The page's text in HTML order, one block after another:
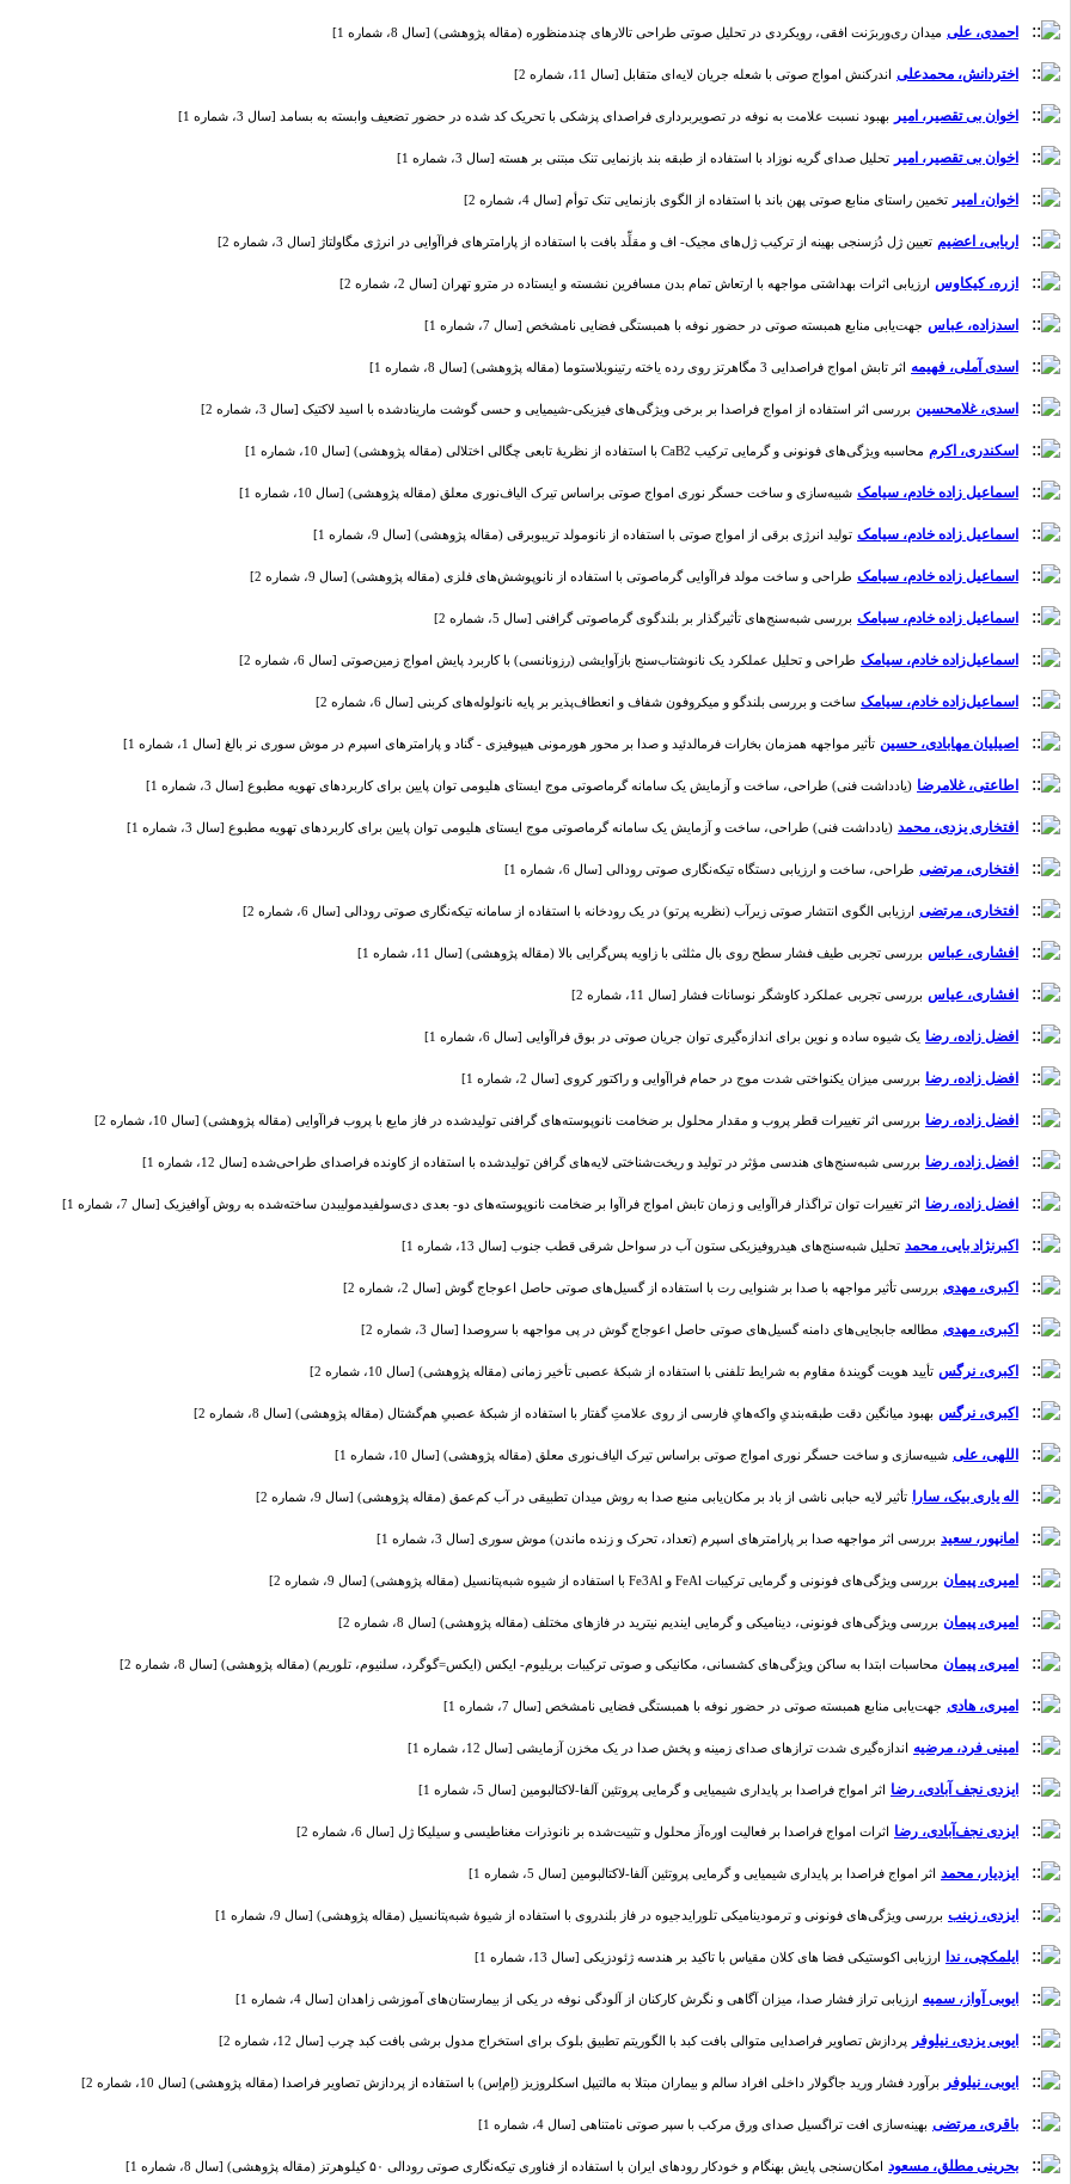
احمدی، علی میدان ری‌وربرَنت افقی، رویکردی در تحلیل صوتی طراحی تالارهای چندمنظوره (مقاله پژوهشی) [سال 8، شماره 1]
اختردانش، محمدعلی اندرکنش امواج صوتی با شعله جریان لایه‌ای متقابل [سال 11، شماره 2]
اخوان بی تقصیر، امیر بهبود نسبت علامت به نوفه در تصویربرداری فراصدای پزشکی با تحریک کد شده در حضور تضعیف وابسته به بسامد [سال 3، شماره 1]
اخوان بی تقصیر، امیر تحلیل صدای گریه نوزاد با استفاده از طبقه بند بازنمایی تنک مبتنی بر هسته [سال 3، شماره 1]
اخوان، امیر تخمین راستای منابع صوتی پهن باند با استفاده از الگوی بازنمایی تنک توأم [سال 4، شماره 2]
اربابی، اعضیم تعیین ژل دُزسنجی بهینه از ترکیب ژل‌های مجیک- اف و مقلِّد بافت با استفاده از پارامترهای فراآوایی در انرژی مگاولتاژ [سال 3، شماره 2]
ازره، کیکاوس ارزیابی اثرات بهداشتی مواجهه با ارتعاش تمام بدن مسافرین نشسته و ایستاده در مترو تهران [سال 2، شماره 2]
اسدزاده، عباس جهت‌یابی منابع همبسته صوتی در حضور نوفه با همبستگی فضایی نامشخص [سال 7، شماره 1]
اسدی آملی، فهیمه اثر تابش امواج فراصدایی 3 مگاهرتز روی رده یاخته‌ رتینوبلاستوما (مقاله پژوهشی) [سال 8، شماره 1]
اسدی، غلامحسین بررسی اثر استفاده از امواج فراصدا بر برخی ویژگی‌های فیزیکی-شیمیایی و حسی گوشت مارینادشده با اسید لاکتیک [سال 3، شماره 2]
اسکندری، اکرم محاسبه ویژگی‌های فونونی و گرمایی ترکیب CaB2 با استفاده از نظریۀ تابعی چگالی اختلالی (مقاله پژوهشی) [سال 10، شماره 1]
اسماعیل زاده خادم، سیامک شبیه‌سازی و ساخت حسگر نوری امواج صوتی براساس تیرک الیاف‌نوری معلق (مقاله پژوهشی) [سال 10، شماره 1]
اسماعیل زاده خادم، سیامک تولید انرژی برقی از امواج صوتی با استفاده از نانومولد تریبوبرقی (مقاله پژوهشی) [سال 9، شماره 1]
اسماعیل زاده خادم، سیامک طراحی و ساخت مولد فراآوایی گرماصوتی با استفاده از نانوپوشش‌‌های فلزی (مقاله پژوهشی) [سال 9، شماره 2]
اسماعیل زاده خادم، سیامک بررسی شبه‌سنج‌های تأثیرگذار بر بلندگوی گرماصوتی گرافنی [سال 5، شماره 2]
اسماعیل‌زاده خادم، سیامک طراحی و تحلیل عملکرد یک نانوشتاب‌سنج بازآوایشی (رزونانسی) با کاربرد پایش امواج زمین‌صوتی [سال 6، شماره 2]
اسماعیل‌‌‌زاده خادم، سیامک ساخت و بررسی بلندگو و میکروفون شفاف و انعطاف‌‌پذیر بر پایه نانولوله‌‌های کربنی [سال 6، شماره 2]
اصیلیان مهابادی، حسین تأثیر مواجهه همزمان بخارات فرمالدئید و صدا بر محور هورمونی هیپوفیزی - گناد و پارامترهای اسپرم در موش سوری نر بالغ [سال 1، شماره 1]
اطاعتی، غلامرضا (یادداشت فنی) طراحی، ساخت و آزمایش یک سامانه گرماصوتی موج ایستای هلیومی توان پایین برای کاربردهای تهویه مطبوع [سال 3، شماره 1]
افتخاری یزدی، محمد (یادداشت فنی) طراحی، ساخت و آزمایش یک سامانه گرماصوتی موج ایستای هلیومی توان پایین برای کاربردهای تهویه مطبوع [سال 3، شماره 1]
افتخاری، مرتضی طراحی، ساخت و ارزیابی دستگاه تیکه‌نگاری صوتی رودالی [سال 6، شماره 1]
افتخاری، مرتضی ارزیابی الگوی انتشار صوتی زیرآب (نظریه پرتو) در یک رودخانه با استفاده از سامانه تیکه‌نگاری صوتی رودالی [سال 6، شماره 2]
افشاری، عباس بررسی تجربی طیف فشار سطح روی بال مثلثی با زاویه پس‌گرایی بالا (مقاله پژوهشی) [سال 11، شماره 1]
افشاری، عیاس بررسی تجربی عملکرد کاوشگر نوسانات فشار [سال 11، شماره 2]
افضل زاده، رضا یک شیوه ساده و نوین برای اندازه‌گیری توان جریان صوتی در بوق فراآوایی [سال 6، شماره 1]
افضل زاده، رضا بررسی میزان یکنواختی شدت موج در حمام فراآوایی و راکتور کروی [سال 2، شماره 1]
افضل زاده، رضا بررسی اثر تغییرات قطر پروب و مقدار محلول بر ضخامت نانوپوسته‌های گرافنی تولیدشده در فاز مایع با پروب فراآوایی (مقاله پژوهشی) [سال 10، شماره 2]
افضل زاده، رضا بررسی شبه‌سنج‌های هندسی مؤثر در تولید و ریخت‌شناختی لایه‌های گرافن تولید‌شده با استفاده از کاونده فراصدای طراحی‌شده [سال 12، شماره 1]
افضل زاده، رضا اثر تغییرات توان تراگذار فراآوایی و زمان تابش امواج فراآوا بر ضخامت نانوپوسته‌های دو- بعدی دی‌سولفیدمولیبدن ساخته‌شده به روش آوافیزیک [سال 7، شماره 1]
اکبرنژاد بایی، محمد تحلیل شبه‌سنج‌‌های هیدروفیزیکی ستون آب در سواحل شرقی قطب جنوب [سال 13، شماره 1]
اکبری، مهدی بررسی تأثیر مواجهه با صدا بر شنوایی رت با استفاده از گسیل‌های صوتی حاصل اعوجاج گوش [سال 2، شماره 2]
اکبری، مهدی مطالعه جابجایی‌های دامنه گسیل‌های صوتی حاصل اعوجاج گوش در پی مواجهه با سروصدا [سال 3، شماره 2]
اکبری، نرگس تأیید هویت گویندۀ مقاوم به شرایط تلفنی با استفاده از شبکۀ عصبی تأخیر زمانی (مقاله پژوهشی) [سال 10، شماره 2]
اکبری، نرگس بهبود میانگین دقت طبقه‌بندیِ واکه‌هایِ فارسی از روی علامتِ گفتار با استفاده از شبکۀ عصبیِ هم‌گشتال (مقاله پژوهشی) [سال 8، شماره 2]
اللهی، علی شبیه‌سازی و ساخت حسگر نوری امواج صوتی براساس تیرک الیاف‌نوری معلق (مقاله پژوهشی) [سال 10، شماره 1]
اله یاری بیک، سارا تأثیر لایه حبابی ناشی از باد بر مکان‌یابی منبع صدا به روش میدان تطبیقی در آب کم‌عمق (مقاله پژوهشی) [سال 9، شماره 2]
امانپور، سعید بررسی اثر مواجهه صدا بر پارامترهای اسپرم (تعداد، تحرک و زنده ماندن) موش سوری [سال 3، شماره 1]
امیری، پیمان بررسی ویژگی‌های فونونی و گرمایی ترکیبات FeAl و Fe3Al با استفاده از شیوه شبه‌پتانسیل (مقاله پژوهشی) [سال 9، شماره 2]
امیری، پیمان بررسی ویژگی‌های فونونی، دینامیکی و گرمایی ایندیم نیترید در فازهای مختلف (مقاله پژوهشی) [سال 8، شماره 2]
امیری، پیمان محاسبات ابتدا به ساکن ویژگی‌های کشسانی، مکانیکی و صوتی ترکیبات بریلیوم- ایکس (ایکس=گوگرد، سلنیوم، تلوریم) (مقاله پژوهشی) [سال 8، شماره 2]
امیری، هادی جهت‌یابی منابع همبسته صوتی در حضور نوفه با همبستگی فضایی نامشخص [سال 7، شماره 1]
امینی فرد، مرضیه اندازه‌گیری‌ شدت ترازهای صدای زمینه و پخش صدا در یک مخزن آزمایشی [سال 12، شماره 1]
ایزدی نجف آبادی، رضا اثر امواج فراصدا بر پایداری شیمیایی و گرمایی پروتئین آلفا-لاکتالبومین [سال 5، شماره 1]
ایزدی نجف‌آبادی، رضا اثرات امواج فراصدا بر فعالیت اوره‌آز محلول و تثبیت‌شده بر نانوذرات مغناطیسی و سیلیکا ژل [سال 6، شماره 2]
ایزدیار، محمد اثر امواج فراصدا بر پایداری شیمیایی و گرمایی پروتئین آلفا-لاکتالبومین [سال 5، شماره 1]
ایزدی، زینب بررسی ویژگی‌های فونونی و ترمودینامیکی تلورایدجیوه در فاز بلندروی با استفاده از شیوۀ شبه‌پتانسیل (مقاله پژوهشی) [سال 9، شماره 1]
ایلمکچی، ندا ارزیابی اکوستیکی فضا های کلان مقیاس با تاکید بر هندسه ژئودزیکی [سال 13، شماره 1]
ایوبی آواز، سمیه ارزیابی تراز فشار صدا، میزان آگاهی و نگرش کارکنان از آلودگی نوفه در یکی از بیمارستان‌های آموزشی زاهدان [سال 4، شماره 1]
ایوبی یزدی، نیلوفر پردازش تصاویر فراصدایی متوالی بافت کبد با الگوریتم تطبیق بلوک برای استخراج مدول برشی بافت کبد چرب [سال 12، شماره 2]
ایوبی، نیلوفر برآورد فشار ورید جاگولار داخلی افراد سالم و بیماران مبتلا به مالتیپل اسکلروزیز (اِم‌اِس) با استفاده از پردازش تصاویر فراصدا (مقاله پژوهشی) [سال 10، شماره 2]
باقری، مرتضی بهینه‌سازی افت تراگسیل صدای ورق مرکب با سپر صوتی نامتناهی [سال 4، شماره 1]
بحرینی مطلق، مسعود امکان‌سنجی پایش بهنگام و خودکار رود‌های ایران با استفاده از فناوری تیکه‌نگاری صوتی رودالی ۵۰ کیلوهرتز (مقاله پژوهشی) [سال 8، شماره 1]